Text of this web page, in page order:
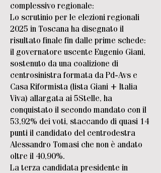
complessivo regionale:
Lo scrutinio per le elezioni regionali
2025 in Toscana ha disegnato il
risultato finale fin dalle prime schede:
il governatore uscente Eugenio Giani,
sostenuto da una coalizione di
centrosinistra formata da Pd-Avs e
Casa Riformista (lista Giani + Italia
Viva) allargata ai 5Stelle, ha
conquistato il secondo mandato con il
53,92% dei voti, staccando di quasi 14
punti il candidato del centrodestra
Alessandro Tomasi che non è andato
oltre il 40,90%.
La terza candidata presidente in